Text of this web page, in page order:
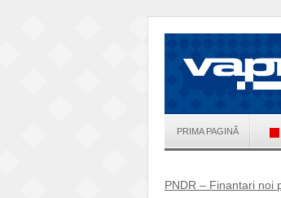
PRIMA PAGINĂ
PNDR – Finantari noi